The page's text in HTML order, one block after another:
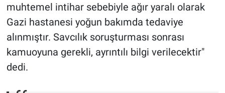
muhtemel intihar sebebiyle ağır yaralı olarak
Gazi hastanesi yoğun bakımda tedaviye
alınmıştır. Savcılık soruşturması sonrası
kamuoyuna gerekli, ayrıntılı bilgi verilecektir"
dedi.
Yerel Gündem
Yerel Yaşam
Canlı Yayın